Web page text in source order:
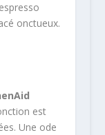
onctueux.
est
Une ode